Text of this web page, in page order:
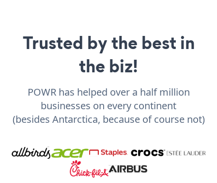
Trusted by the best in
the biz!
POWR has helped over a half million
businesses on every continent
(besides Antarctica, because of course not)